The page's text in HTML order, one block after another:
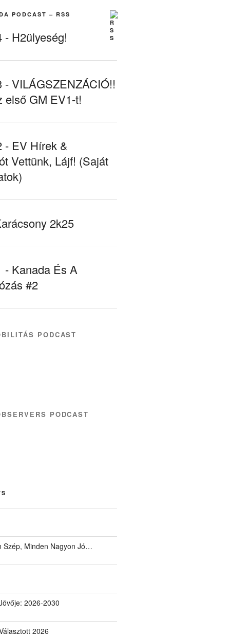
PODCAST – RSS
- H2ülyeség!
- VILÁGSZENZÁCIÓ!!
első GM EV1-t!
- EV Hírek &
Vettünk, Lájf! (Saját
2k25
- Kanada És A
#2
PODCAST
PODCAST
Szép, Minden Nagyon Jó…
2026-2030
2026